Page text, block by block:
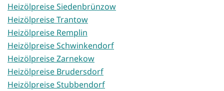
Heizölpreise Siedenbrünzow
Heizölpreise Trantow
Heizölpreise Remplin
Heizölpreise Schwinkendorf
Heizölpreise Zarnekow
Heizölpreise Brudersdorf
Heizölpreise Stubbendorf